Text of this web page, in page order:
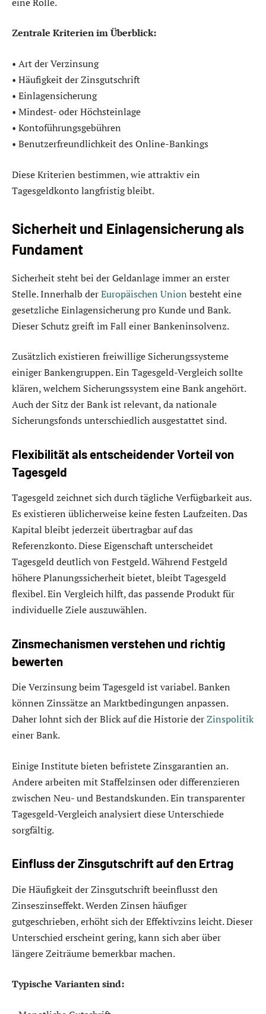
Zentrale Kriterien im Überblick:
• Art der Verzinsung
• Häufigkeit der Zinsgutschrift
• Einlagensicherung
• Mindest- oder Höchsteinlage
• Kontoführungsgebühren
• Benutzerfreundlichkeit des Online-Bankings
Diese Kriterien bestimmen, wie attraktiv ein
Tagesgeldkonto langfristig bleibt.
Sicherheit und Einlagensicherung als
Fundament
Sicherheit steht bei der Geldanlage immer an erster
Stelle. Innerhalb derEuropäischen Union besteht eine
gesetzliche Einlagensicherung pro Kunde und Bank.
Dieser Schutz greift im Fall einer Bankeninsolvenz.
Zusätzlich existieren freiwillige Sicherungssysteme
einiger Bankengruppen. Ein Tagesgeld-Vergleich sollte
klären, welchem Sicherungssystem eine Bank angehört.
Auch der Sitz der Bank ist relevant, da nationale
Sicherungsfonds unterschiedlich ausgestattet sind.
Flexibilität als entscheidender Vorteil von
Tagesgeld
Tagesgeld zeichnet sich durch tägliche Verfügbarkeit aus.
Es existieren üblicherweise keine festen Laufzeiten. Das
Kapital bleibt jederzeit übertragbar auf das
Referenzkonto. Diese Eigenschaft unterscheidet
Tagesgeld deutlich von Festgeld. Während Festgeld
höhere Planungssicherheit bietet, bleibt Tagesgeld
flexibel. Ein Vergleich hilft, das passende Produkt für
individuelle Ziele auszuwählen.
Zinsmechanismen verstehen und richtig
bewerten
Die Verzinsung beim Tagesgeld ist variabel. Banken
können Zinssätze an Marktbedingungen anpassen.
Daher lohnt sich der Blick auf die Historie derZinspolitik
einer Bank.
Einige Institute bieten befristete Zinsgarantien an.
Andere arbeiten mit Staffelzinsen oder differenzieren
zwischen Neu- und Bestandskunden. Ein transparenter
Tagesgeld-Vergleich analysiert diese Unterschiede
sorgfältig.
Einfluss der Zinsgutschrift auf den Ertrag
Die Häufigkeit der Zinsgutschrift beeinflusst den
Zinseszinseffekt. Werden Zinsen häufiger
gutgeschrieben, erhöht sich der Effektivzins leicht. Dieser
Unterschied erscheint gering, kann sich aber über
längere Zeiträume bemerkbar machen.
Typische Varianten sind: